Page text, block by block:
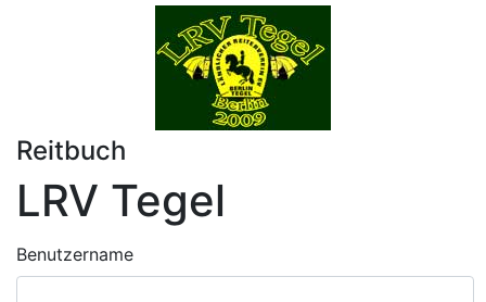
Reitbuch
LRV Tegel
Benutzername